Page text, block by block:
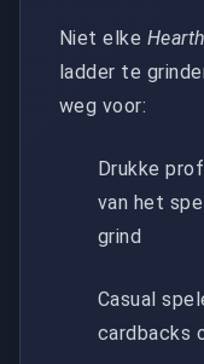
Niet elke
ladder te
weg voor:
Drukke
van het
grind
Casual
cardbacks